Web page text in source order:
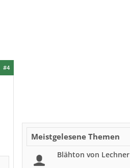
#4
Meistgelesene Themen
Blähton von Lechner